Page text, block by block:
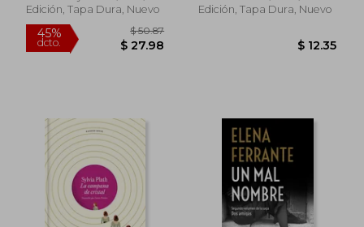
Edición, Tapa Dura, Nuevo
Edición, Tapa Dura, Nuevo